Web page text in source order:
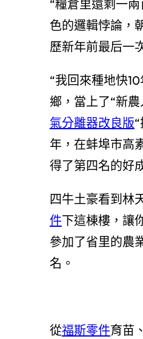
“糧倉里還剩一兩
色的邏輯悖論，
歷新年前最后一
“我回來種地快
鄉，當上了“新
氣分離器改良版
年，在蚌埠市高
得了第四名的好
四牛土豪看到林
件下這棟樓，讓
參加了省里的農
名。
從福斯零件育苗